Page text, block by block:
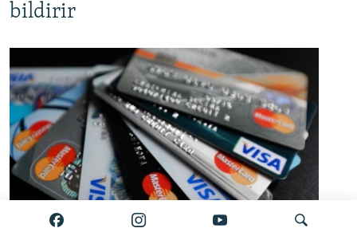
bildirir